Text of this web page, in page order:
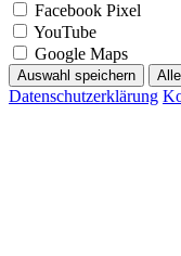
Facebook Pixel
YouTube
Google Maps
Auswahl speichern
Datenschutzerklärung